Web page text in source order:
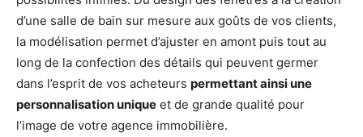
d’une salle de bain sur mesure aux goûts de vos clients,
la modélisation permet d’ajuster en amont puis tout au
long de la confection des détails qui peuvent germer
dans l’esprit de vos acheteurs permettant ainsi une
personnalisation unique et de grande qualité pour
l’image de votre agence immobilière.